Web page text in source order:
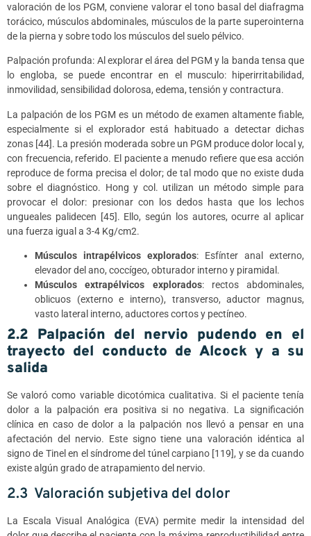
valoración de los PGM, conviene valorar el tono basal del diafragma
torácico, músculos abdominales, músculos de la parte superointerna
de la pierna y sobre todo los músculos del suelo pélvico.
Palpación profunda: Al explorar el área del PGM y la banda tensa que
lo engloba, se puede encontrar en el musculo: hiperirritabilidad,
inmovilidad, sensibilidad dolorosa, edema, tensión y contractura.
La palpación de los PGM es un método de examen altamente fiable,
especialmente si el explorador está habituado a detectar dichas
zonas [44]. La presión moderada sobre un PGM produce dolor local y,
con frecuencia, referido. El paciente a menudo refiere que esa acción
reproduce de forma precisa el dolor; de tal modo que no existe duda
sobre el diagnóstico. Hong y col. utilizan un método simple para
provocar el dolor: presionar con los dedos hasta que los lechos
ungueales palidecen [45]. Ello, según los autores, ocurre al aplicar
una fuerza igual a 3-4 Kg/cm2.
Músculos intrapélvicos explorados: Esfínter anal externo,
elevador del ano, coccígeo, obturador interno y piramidal.
Músculos extrapélvicos explorados: rectos abdominales,
oblicuos (externo e interno), transverso, aductor magnus,
vasto lateral interno, aductores cortos y pectíneo.
2.2 Palpación del nervio pudendo en el
trayecto del conducto de Alcock y a su
salida
Se valoró como variable dicotómica cualitativa. Si el paciente tenía
dolor a la palpación era positiva si no negativa. La significación
clínica en caso de dolor a la palpación nos llevó a pensar en una
afectación del nervio. Este signo tiene una valoración idéntica al
signo de Tinel en el síndrome del túnel carpiano [119], y se da cuando
existe algún grado de atrapamiento del nervio.
2.3 Valoración subjetiva del dolor
La Escala Visual Analógica (EVA) permite medir la intensidad del